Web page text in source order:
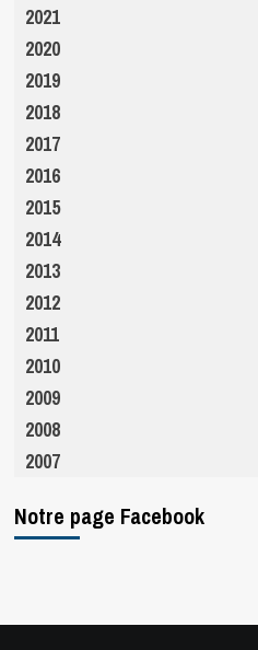
2021
2020
2019
2018
2017
2016
2015
2014
2013
2012
2011
2010
2009
2008
2007
Notre page Facebook